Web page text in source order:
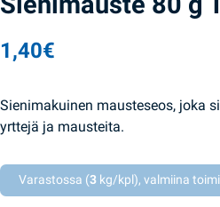
1,40€
Sienimakuinen mausteseos, joka
yrttejä ja mausteita.
Varastossa (3 kg/kpl), valmiina